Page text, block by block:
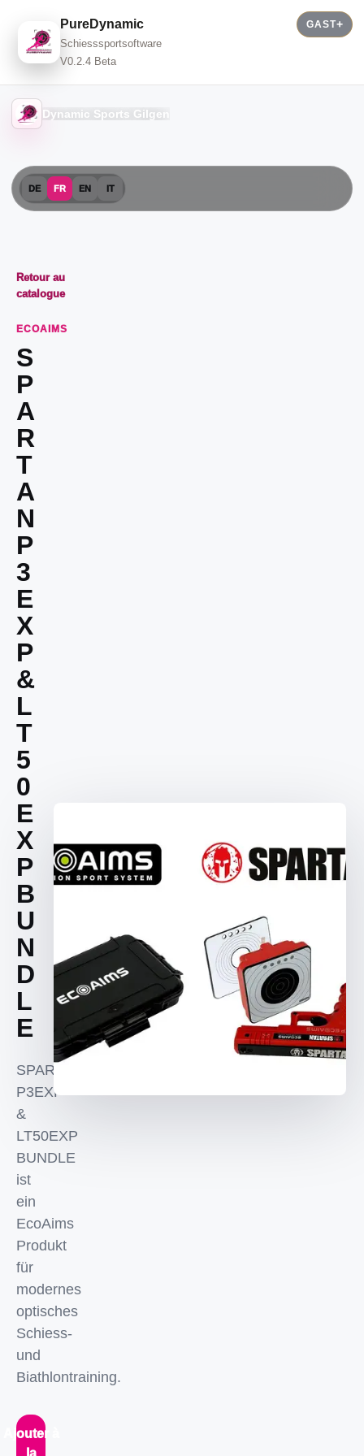
PureDynamic
Schiesssportsoftware
V0.2.4 Beta
GAST
Dynamic Sports Gilgen
DE FR EN IT
Retour au
catalogue
ECOAIMS
S
P
A
R
T
A
N
P
3
E
X
P
&
L
T
5
0
E
X
P
B
U
N
D
L
E
SPARTAN
P3EXP
&
LT50EXP
BUNDLE
ist
ein
EcoAims
Produkt
für
modernes
optisches
Schiess-
und
Biathlontraining.
Ajouter à
la